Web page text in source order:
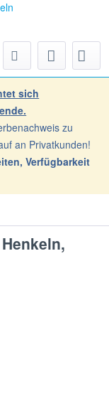
sich
zu
an Privatkunden!
Verfügbarkeit